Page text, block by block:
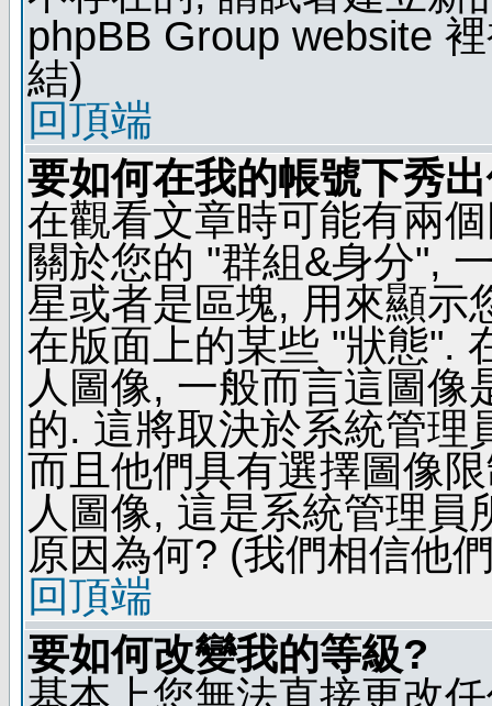
phpBB Group website
結)
回頂端
要如何在我的帳號下秀
在觀看文章時可能有兩
關於您的 "群組&身分",
星或者是區塊, 用來顯示
在版面上的某些 "狀態".
人圖像, 一般而言這圖像
的. 這將取決於系統管理
而且他們具有選擇圖像
人圖像, 這是系統管理
原因為何? (我們相信他
回頂端
要如何改變我的等級?
基本上您無法直接更改